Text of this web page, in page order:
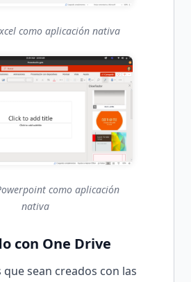
como aplicación nativa
como aplicación
nativa
con One Drive
sean creados con las